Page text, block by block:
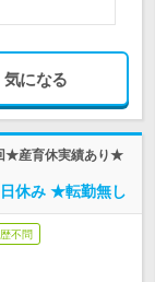
気になる
★産育休実績あり★
休み ★転勤無し
不問